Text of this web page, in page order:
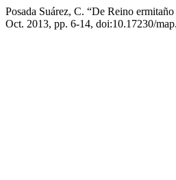
Posada Suárez, C. “De Reino
Oct. 2013, pp. 6-14, doi:10.17230/